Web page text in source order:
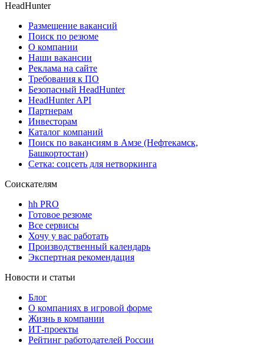
HeadHunter
Размещение вакансий
Поиск по резюме
О компании
Наши вакансии
Реклама на сайте
Требования к ПО
Безопасный HeadHunter
HeadHunter API
Партнерам
Инвесторам
Каталог компаний
Поиск по вакансиям в Амзе (Нефтекамск,
Башкортостан)
Сетка: соцсеть для нетворкинга
Соискателям
hh PRO
Готовое резюме
Все сервисы
Хочу у вас работать
Производственный календарь
Экспертная рекомендация
Новости и статьи
Блог
О компаниях в игровой форме
Жизнь в компании
ИТ-проекты
Рейтинг работодателей России